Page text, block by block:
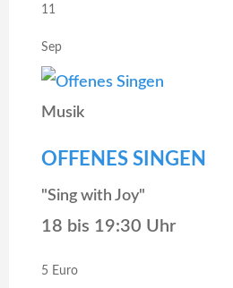
11
Sep
Musik
OFFENES SINGEN
"Sing with Joy"
18 bis 19:30 Uhr
5 Euro